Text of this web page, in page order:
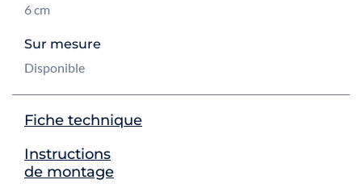
6 cm
Sur mesure
Disponible
Fiche technique
Instructions
de montage